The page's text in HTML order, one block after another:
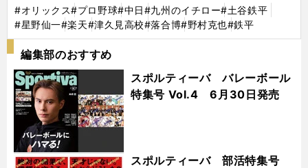
#オリックス#プロ野球#中日#九州のイチロー#土谷鉄平
#星野仙一#楽天#津久見高校#落合博#野村克也#鉄平
編集部のおすすめ
スポルティーバ バレーボール
特集号 Vol.4 6月30日発売
スポルティーバ 部活特集号